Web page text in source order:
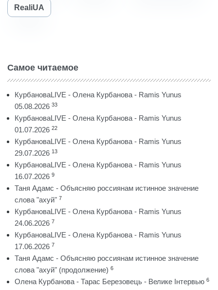
RealiUA
Самое читаемое
КурбановаLIVE - Олена Курбанова - Ramis Yunus
05.08.2026 33
КурбановаLIVE - Олена Курбанова - Ramis Yunus
01.07.2026 22
КурбановаLIVE - Олена Курбанова - Ramis Yunus
29.07.2026 13
КурбановаLIVE - Олена Курбанова - Ramis Yunus
16.07.2026 9
Таня Адамс - Объясняю россиянам истинное значение
слова "ахуй" 7
КурбановаLIVE - Олена Курбанова - Ramis Yunus
24.06.2026 7
КурбановаLIVE - Олена Курбанова - Ramis Yunus
17.06.2026 7
Таня Адамс - Объясняю россиянам истинное значение
слова "ахуй" (продолжение) 6
Олена Курбанова - Тарас Березовець - Велике Інтервью 6